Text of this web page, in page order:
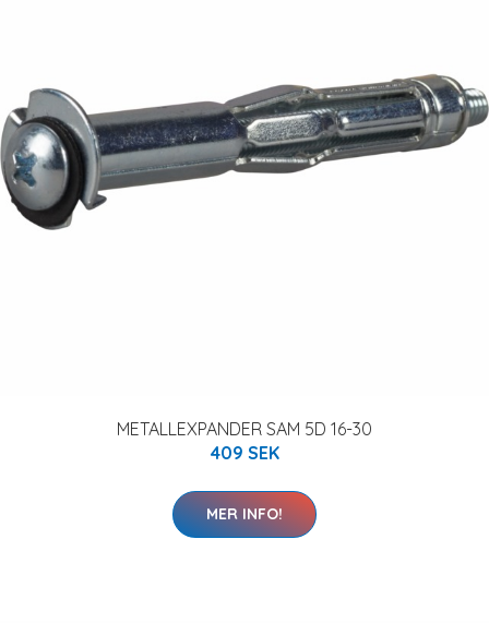
METALLEXPANDER SAM 5D 16-30
409 SEK
MER INFO!